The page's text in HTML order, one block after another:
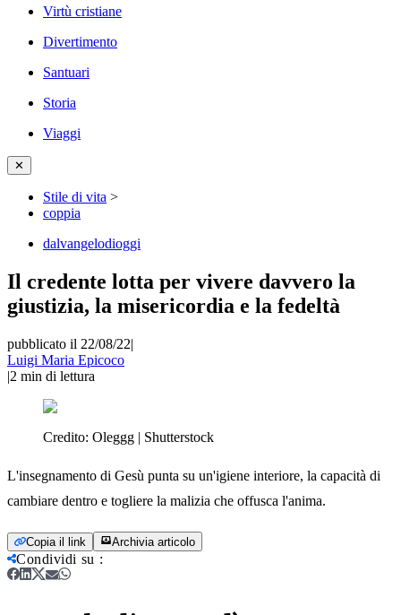
Virtù cristiane
Divertimento
Santuari
Storia
Viaggi
✕
Stile di vita >
coppia
dalvangelodioggi
Il credente lotta per vivere davvero la
giustizia, la misericordia e la fedeltà
pubblicato il 22/08/22|
Luigi Maria Epicoco
|2 min di lettura
Credito: Oleggg | Shutterstock
L'insegnamento di Gesù punta su un'igiene interiore, la capacità di
cambiare dentro e togliere la malizia che offusca l'anima.
Copia il link Archivia articolo
Condividi su :